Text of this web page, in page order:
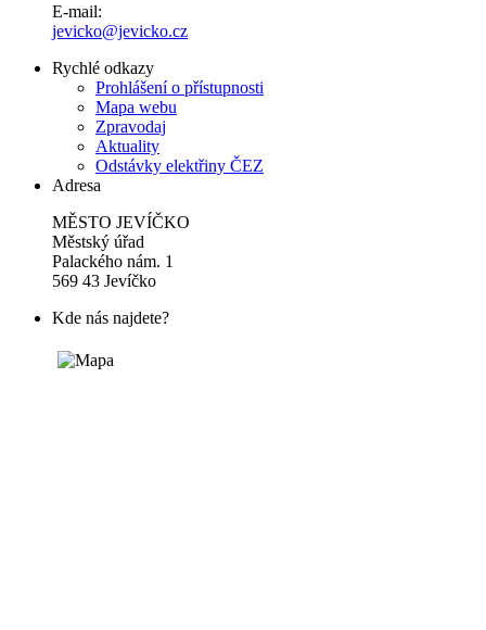
E-mail:
jevicko@jevicko.cz
Rychlé odkazy
Prohlášení o přístupnosti
Mapa webu
Zpravodaj
Aktuality
Odstávky elektřiny ČEZ
Adresa
MĚSTO JEVÍČKO
Městský úřad
Palackého nám. 1
569 43 Jevíčko
Kde nás najdete?